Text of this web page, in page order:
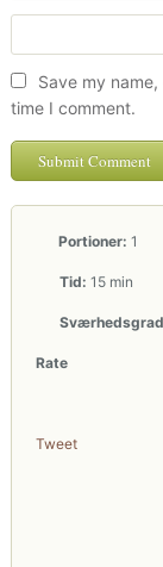
Save my
time I comment.
Portioner: 1
Tid: 15 min
Rate
Tweet